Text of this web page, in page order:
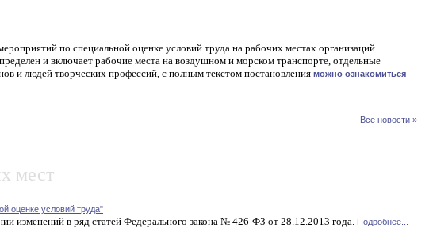
по специальной оценке условий труда на рабочих местах организаций
и включает рабочие места на воздушном и морском транспорте, отдельные
и людей творческих профессий, с полным текстом постановления можно ознакомиться
Все новости »
мест
оценке условий труда"
изменений в ряд статей Федерального закона № 426-ФЗ от 28.12.2013 года.
Подробнее...